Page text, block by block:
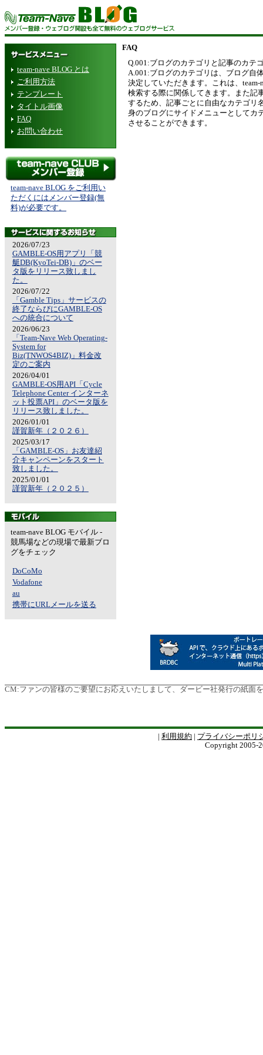
team-nave BLOG とは
ご利用方法
テンプレート
タイトル画像
FAQ
お問い合わせ
team-nave BLOG をご利用い
ただくにはメンバー登録(無
料)が必要です。
2026/07/23
GAMBLE-OS用アプリ「競
艇DB(KyoTei-DB)」のベー
タ版をリリース致しまし
た。
2026/07/22
「Gamble Tips」サービスの
終了ならびにGAMBLE-OS
への統合について
2026/06/23
「Team-Nave Web Operating-
System for
Biz(TNWOS4BIZ)」料金改
定のご案内
2026/04/01
GAMBLE-OS用API「Cycle
Telephone Center インターネ
ット投票API」のベータ版を
リリース致しました。
2026/01/01
謹賀新年（２０２６）
2025/03/17
「GAMBLE-OS」お友達紹
介キャンペーンをスタート
致しました。
2025/01/01
謹賀新年（２０２５）
team-nave BLOG モバイル -
競馬場などの現場で最新ブロ
グをチェック
DoCoMo
Vodafone
au
携帯にURLメールを送る
FAQ
Q.001:ブログのカテゴリと記事のカテ
A.001:ブログのカテゴリは、ブログ自
決定していただきます。これは、
検索する際に関係してきます。また記
するため、記事ごとに自由なカテゴリ
身のブログにサイドメニューとしてカ
させることができます。
CM:ファンの皆様のご要望にお応えいたしまして、ダービー社発行の紙面
利用規約
プライバシーポリ
Copyright 2005-